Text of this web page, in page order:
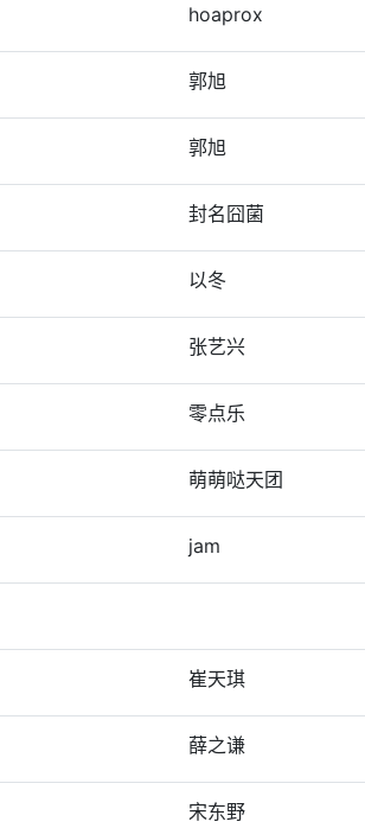
hoaprox
郭旭
郭旭
封名囧菌
以冬
张艺兴
零点乐
萌萌哒天团
jam
崔天琪
薛之谦
宋东野